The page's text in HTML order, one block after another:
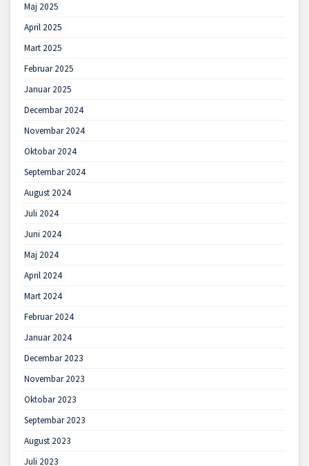
Maj 2025
April 2025
Mart 2025
Februar 2025
Januar 2025
Decembar 2024
Novembar 2024
Oktobar 2024
Septembar 2024
August 2024
Juli 2024
Juni 2024
Maj 2024
April 2024
Mart 2024
Februar 2024
Januar 2024
Decembar 2023
Novembar 2023
Oktobar 2023
Septembar 2023
August 2023
Juli 2023